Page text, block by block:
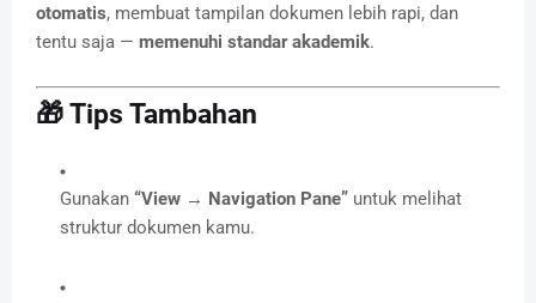
otomatis, membuat tampilan dokumen lebih rapi, dan
tentu saja — memenuhi standar akademik.
🎁 Tips Tambahan
Gunakan “View → Navigation Pane” untuk melihat
struktur dokumen kamu.